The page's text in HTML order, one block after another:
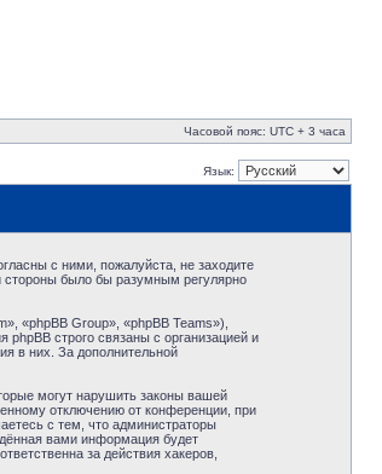
Часовой пояс: UTC + 3 часа
Язык:
с ними, пожалуйста, не заходите
было бы разумным регулярно
«phpBB Group», «phpBB Teams»),
строго связаны с организацией и
в них. За дополнительной
могут нарушить законы вашей
отключению от конференции, при
с тем, что администраторы
вами информация будет
за действия хакеров,